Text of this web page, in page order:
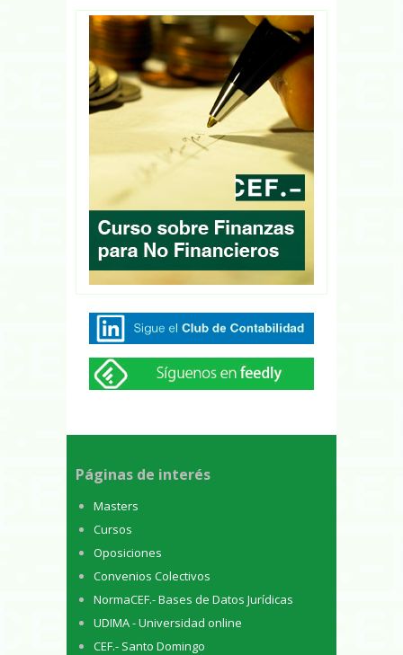
Páginas de interés
Masters
Cursos
Oposiciones
Convenios Colectivos
NormaCEF.- Bases de Datos Jurídicas
UDIMA - Universidad online
CEF.- Santo Domingo